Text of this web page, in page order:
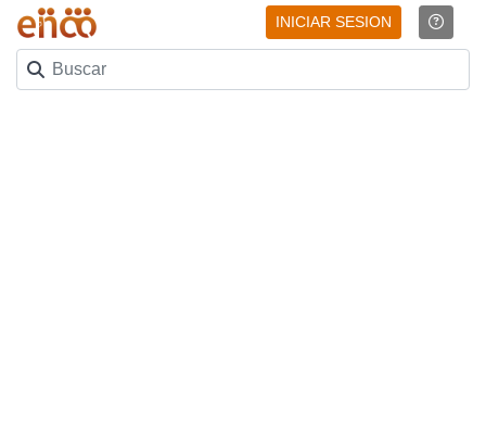
INICIAR SESION